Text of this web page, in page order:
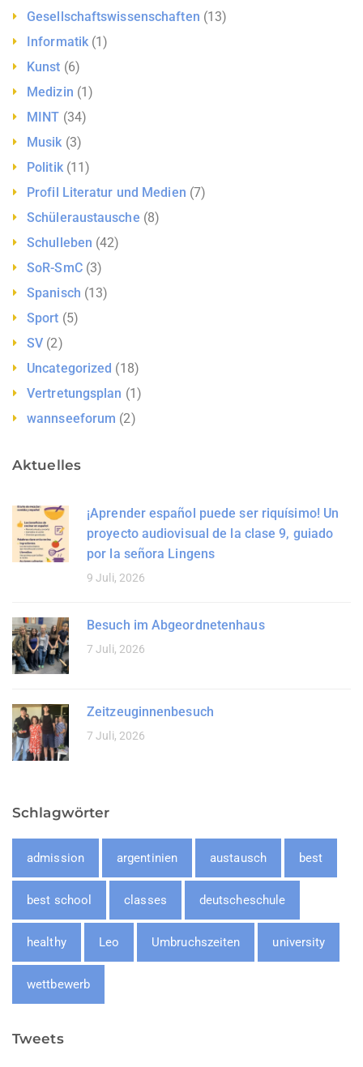
Gesellschaftswissenschaften (13)
Informatik (1)
Kunst (6)
Medizin (1)
MINT (34)
Musik (3)
Politik(11)
Profil Literatur und Medien (7)
Schüleraustausche (8)
Schulleben (42)
SoR-SmC(3)
Spanisch (13)
Sport (5)
SV (2)
Uncategorized (18)
Vertretungsplan (1)
wannseeforum (2)
Aktuelles
¡Aprender español puede ser riquísimo! Un
proyecto audiovisual de la clase 9, guiado
por la señora Lingens
9 Juli, 2026
Besuch im Abgeordnetenhaus
7 Juli, 2026
Zeitzeuginnenbesuch
7 Juli, 2026
Schlagwörter
admission argentinien austausch best
best school classes deutscheschule
healthy Leo Umbruchszeiten university
wettbewerb
Tweets